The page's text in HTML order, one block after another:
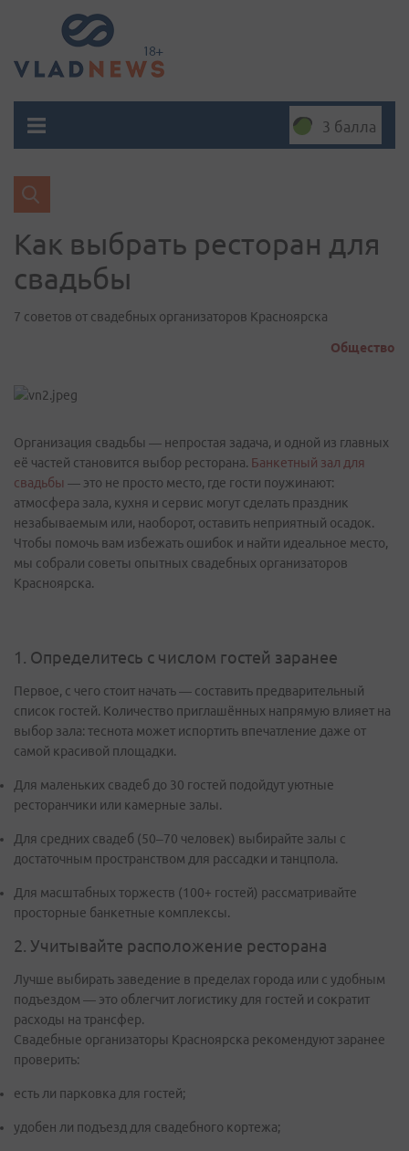
3 балла
Как выбрать ресторан для
свадьбы
7 советов от свадебных организаторов Красноярска
Общество
Организация свадьбы — непростая задача, и одной из главных
её частей становится выбор ресторана. Банкетный зал для
свадьбы — это не просто место, где гости поужинают:
атмосфера зала, кухня и сервис могут сделать праздник
незабываемым или, наоборот, оставить неприятный осадок.
Чтобы помочь вам избежать ошибок и найти идеальное место,
мы собрали советы опытных свадебных организаторов
Красноярска.
1. Определитесь с числом гостей заранее
Первое, с чего стоит начать — составить предварительный
список гостей. Количество приглашённых напрямую влияет на
выбор зала: теснота может испортить впечатление даже от
самой красивой площадки.
Для маленьких свадеб до 30 гостей подойдут уютные
ресторанчики или камерные залы.
Для средних свадеб (50–70 человек) выбирайте залы с
достаточным пространством для рассадки и танцпола.
Для масштабных торжеств (100+ гостей) рассматривайте
просторные банкетные комплексы.
2. Учитывайте расположение ресторана
Лучше выбирать заведение в пределах города или с удобным
подъездом — это облегчит логистику для гостей и сократит
расходы на трансфер.
Свадебные организаторы Красноярска рекомендуют заранее
проверить:
есть ли парковка для гостей;
удобен ли подъезд для свадебного кортежа;